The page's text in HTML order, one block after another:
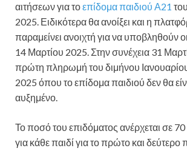
αιτήσεων για τοεπίδομα παιδιού Α21
2025. Ειδικότερα θα ανοίξει και η
παραμείνει ανοιχτή για να υποβληθούν οι
14 Μαρτίου 2025. Στην συνέχεια 31
πρώτη πληρωμή του διμήνου
2025 όπου το επίδομα παιδιού δεν θα
αυξημένο.
Το ποσό του επιδόματος ανέρχεται σε
για κάθε παιδί για το πρώτο και δεύτερο